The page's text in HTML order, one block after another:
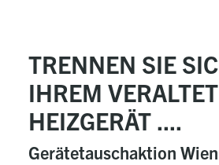
TRENNEN SIE
IHREM
HEIZGERÄT ....
Gerätetauschaktion Wien